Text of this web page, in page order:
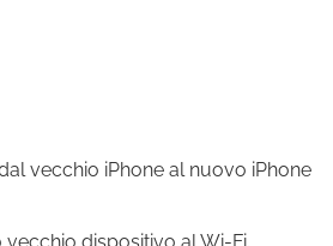
vecchio iPhone al nuovo iPhone